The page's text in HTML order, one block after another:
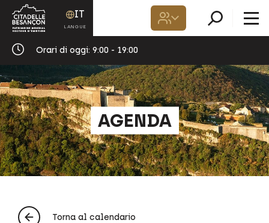
Orari di oggi: 9:00 - 19:00
IT
AGENDA
Torna al calendario